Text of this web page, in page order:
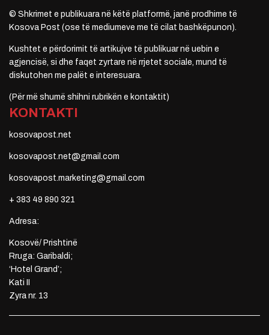
© Shkrimet e publikuara në këtë platformë, janë prodhime të
Kosova Post (ose të mediumeve me të cilat bashkëpunon).
Kushtet e përdorimit të artikujve të publikuar në uebin e
agjencisë, si dhe faqet zyrtare në rrjetet sociale, mund të
diskutohen me palët e interesuara.
(Për më shumë shihni rubrikën e kontaktit)
KONTAKTI
kosovapost.net
kosovapost.net@gmail.com
kosovapost.marketing@gmail.com
+ 383 49 890 321
Adresa:
Kosovë/ Prishtinë
Rruga: Garibaldi;
‘Hotel Grand’;
Kati II
Zyra nr. 13